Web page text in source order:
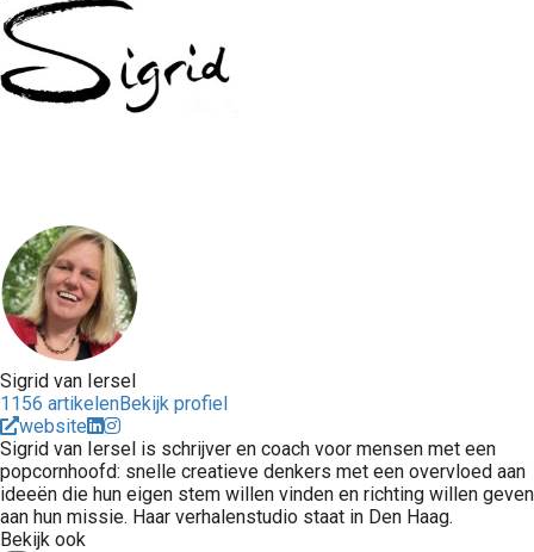
Sigrid van Iersel
1156 artikelenBekijk profiel
website
Sigrid van Iersel is schrijver en coach voor mensen met een
popcornhoofd: snelle creatieve denkers met een overvloed aan
ideeën die hun eigen stem willen vinden en richting willen geven
aan hun missie. Haar verhalenstudio staat in Den Haag.
Bekijk ook